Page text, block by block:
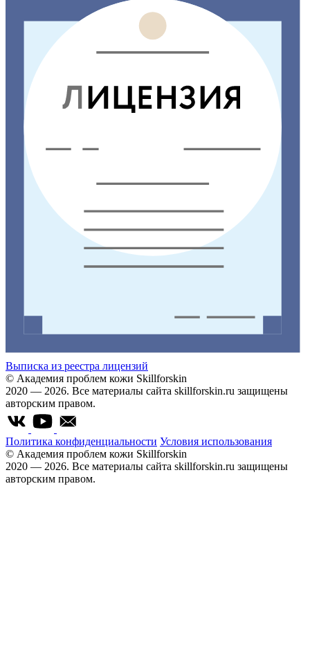
Выписка из реестра лицензий
© Академия проблем кожи Skillforskin
2020 — 2026. Все материалы сайта skillforskin.ru защищены
авторским правом.
Политика конфиденциальности Условия использования
© Академия проблем кожи Skillforskin
2020 — 2026. Все материалы сайта skillforskin.ru защищены
авторским правом.